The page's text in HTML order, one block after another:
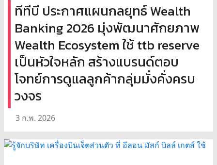
ทีทีบี ประกาศแผนกลยุทธ์ Wealth
Banking 2026 มุ่งพัฒนาศักยภาพ
Wealth Ecosystem ใช้ ttb reserve
เป็นหัวใจหลัก สร้างแบรนด์ตอบ
โจทย์การดูแลลูกค้ากลุ่มมั่งคั่งครบ
วงจร
3 ก.พ. 2026